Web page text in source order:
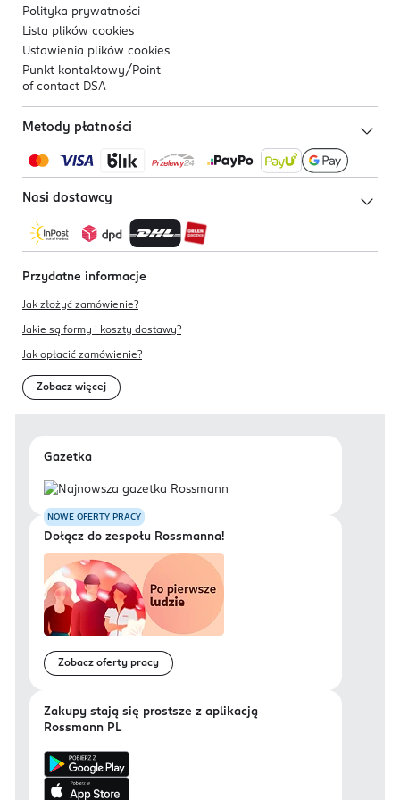
Polityka prywatności
Lista plików cookies
Ustawienia plików cookies
Punkt kontaktowy/ Point
of contact DSA
Metody płatności
Nasi dostawcy
Przydatne informacje
Jak złożyć zamówienie?
Jakie są formy i koszty dostawy?
Jak opłacić zamówienie?
Zobacz więcej
Gazetka
NOWE OFERTY PRACY
Dołącz do zespołu Rossmanna!
Zobacz oferty pracy
Zakupy stają się prostsze z aplikacją
Rossmann PL